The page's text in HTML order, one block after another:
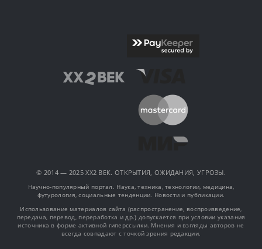
© 2014 — 2025 XX2 ВЕК. ОТКРЫТИЯ, ОЖИДАНИЯ, УГРОЗЫ.
Научно-популярный портал. Наука, техника, технологии, медицина,
футурология, социальные тенденции. Новости и публикации.
Использование материалов сайта (распространение, воспроизведение,
передача, перевод, переработка и др.) допускается при условии указания
источника в форме активной гиперссылки. Мнения и взгляды авторов не
всегда совпадают с точкой зрения редакции.